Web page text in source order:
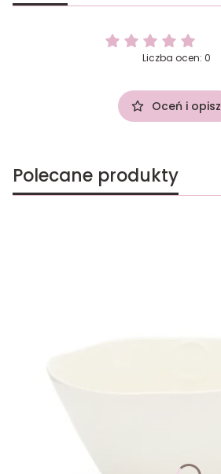
Liczba ocen: 0
Oceń i opisz
Polecane produkty